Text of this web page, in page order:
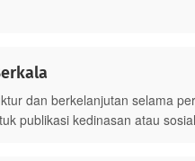
dan berkelanjutan selama
publikasi kedinasan atau